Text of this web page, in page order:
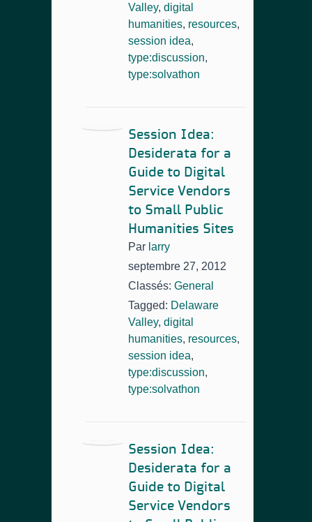
Valley, digital
humanities, resources,
session idea,
type:discussion,
type:solvathon
Session Idea:
Desiderata for a
Guide to Digital
Service Vendors
to Small Public
Humanities Sites
Par larry
septembre 27, 2012
Classés: General
Tagged: Delaware
Valley, digital
humanities, resources,
session idea,
type:discussion,
type:solvathon
Session Idea:
Desiderata for a
Guide to Digital
Service Vendors